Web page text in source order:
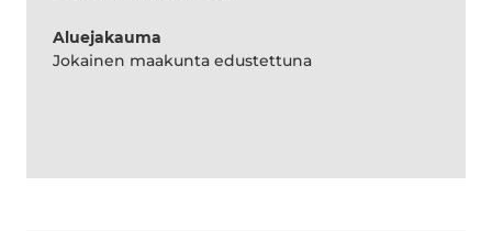
Aluejakauma
Jokainen maakunta edustettuna